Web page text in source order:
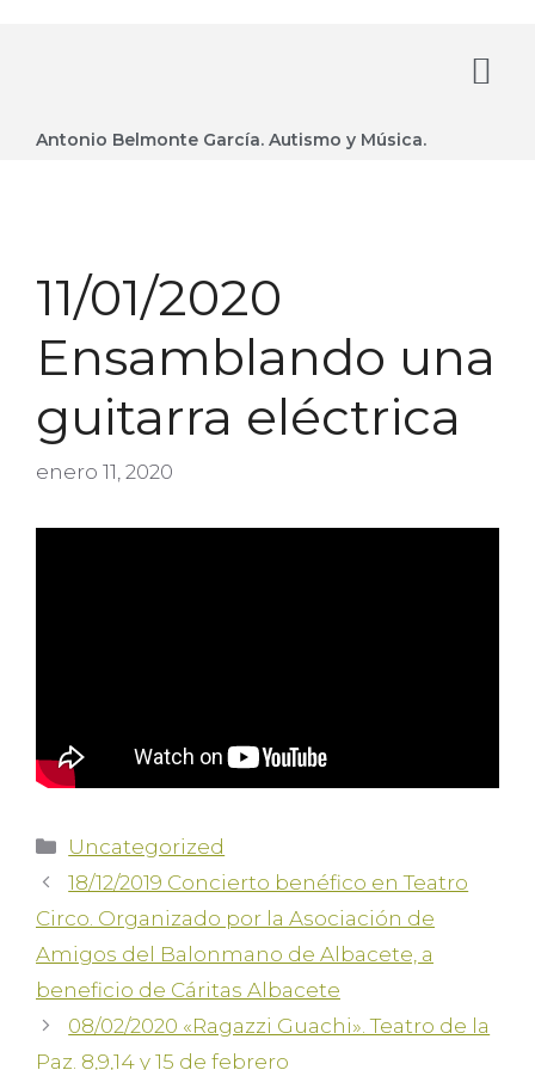
Antonio Belmonte García. Autismo y Música.
11/01/2020
Ensamblando una
guitarra eléctrica
enero 11, 2020
Uncategorized
18/12/2019 Concierto benéfico en Teatro
Circo. Organizado por la Asociación de
Amigos del Balonmano de Albacete, a
beneficio de Cáritas Albacete
08/02/2020 «Ragazzi Guachi». Teatro de la
Paz. 8,9,14 y 15 de febrero